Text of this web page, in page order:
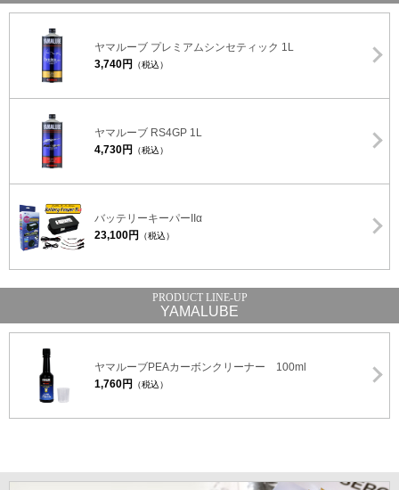
ヤマルーブ プレミアムシンセティック 1L
3,740円 （税込）
ヤマルーブ RS4GP 1L
4,730円 （税込）
バッテリーキーパーIIα
23,100円 （税込）
YAMALUBE
ヤマルーブPEAカーボンクリーナー 100ml
1,760円 （税込）